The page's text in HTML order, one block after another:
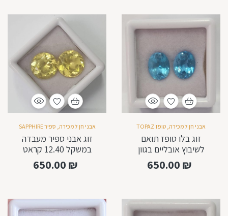
אבני חן למכירה, טופז TOPAZ
זוג בלו טופז תואם
לשיבוץ אובליים בגוון
ממ
650.00 ₪
אבני חן למכירה, ספיר SAPPHIRE
זוג אבני ספיר מעבדה
במשקל 12.40 קראט
בצבע צהוב מהמם מידה
10.ממ
650.00 ₪